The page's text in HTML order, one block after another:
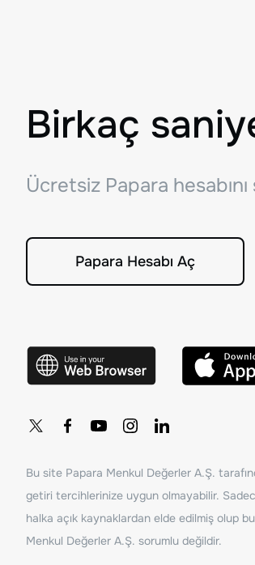
Birkaç
Ücretsiz Papara
Papara Hesabı Aç
Bu site Papara Menkul Değerler A.Ş.
getiri tercihlerinize uygun olmayabilir.
halka açık kaynaklardan elde edilmiş olup
Menkul Değerler A.Ş. sorumlu değildir.